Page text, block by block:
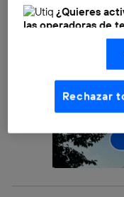
¿Quieres
las operadoras de
Nosotros, Telefónica
realizar nuestras
(como se describe
basadas en tu
aquí (solo
internet habilitada ,
operadoras de
La tecnología Utiq
prioridad
Rechazar